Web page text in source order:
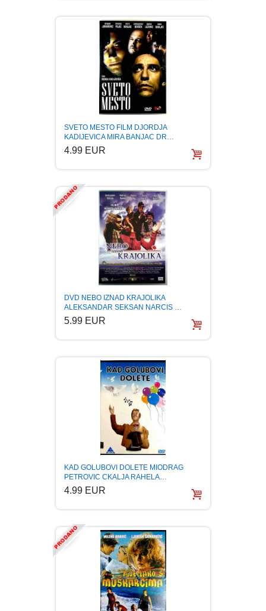
POPULARNA PSIHOLOGIJA
PUBLICISTIKA
PUTOPISI
STRIP
TEORIJE ZAVERE
TINEJDŽ
TRILERI
UMETNOST
SVETO MESTO FILM DJORDJA
KADIJEVICA MIRA BANJAC DR…
4.99 EUR
DVD NEBO IZNAD KRAJOLIKA
ALEKSANDAR SEKSAN NARCIS …
5.99 EUR
KAD GOLUBOVI DOLETE MIODRAG
PETROVIC CKALJA RAHELA…
4.99 EUR